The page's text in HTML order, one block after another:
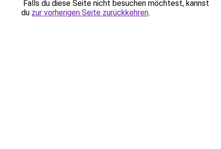
Falls du diese Seite nicht besuchen möchtest, kannst
du zur vorherigen Seite zurückkehren.